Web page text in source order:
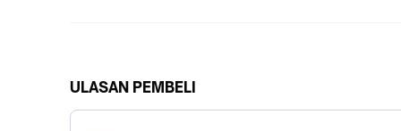
ULASAN PEMBELI